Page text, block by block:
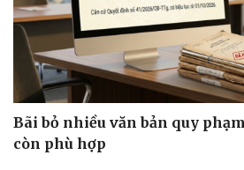
Cải chính
Bãi bỏ nhiều văn bản quy
còn phù hợp